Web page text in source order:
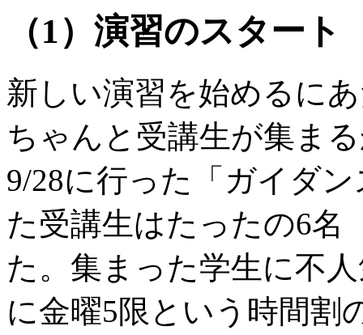
（1）演習のスタート
新しい演習を始めるに
ちゃんと受講生が集ま
9/28に行った「ガイダ
た受講生はたったの6名
た。集まった学生に不
に金曜5限という時間割